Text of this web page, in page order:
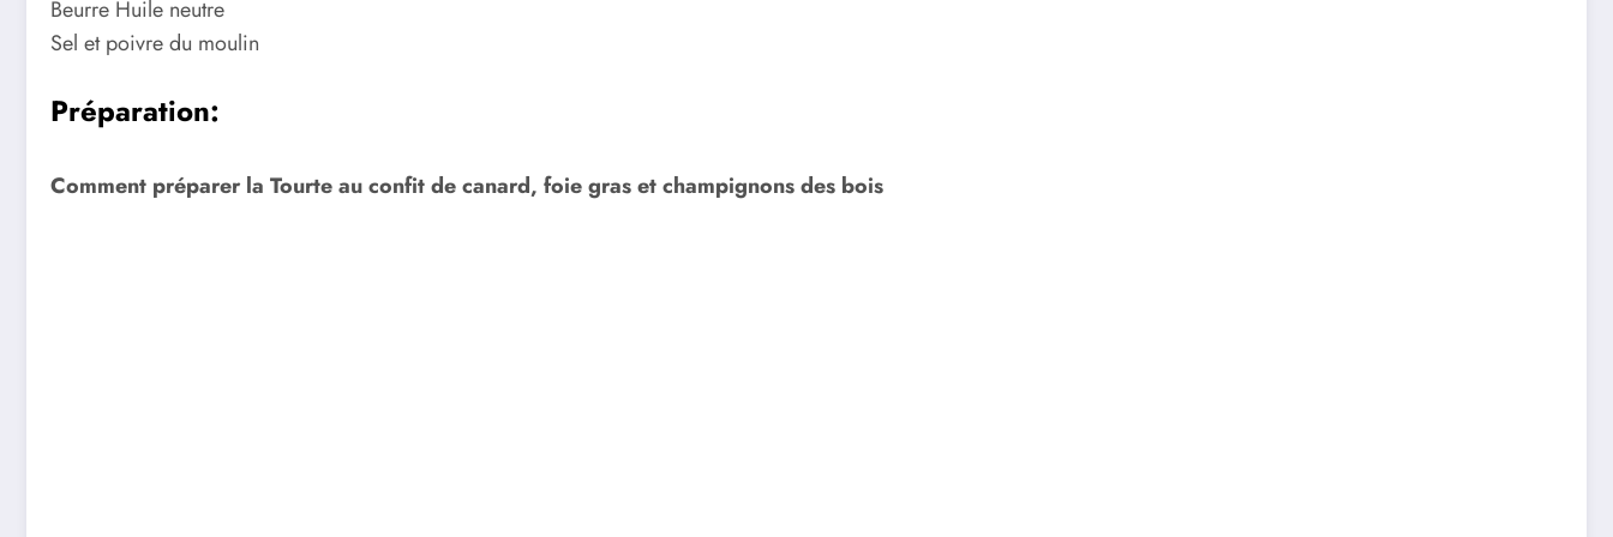
Beurre Huile neutre
Sel et poivre du moulin
Préparation:
Comment préparer la Tourte au confit de canard, foie gras et champignons des bois